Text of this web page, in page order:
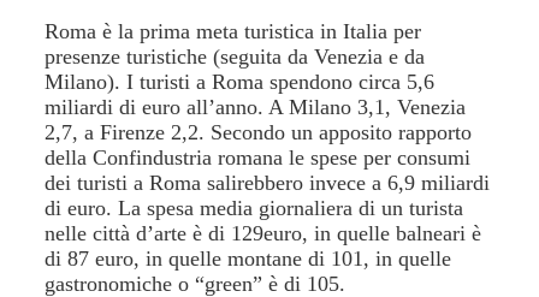
Roma è la prima meta turistica in Italia per
presenze turistiche (seguita da Venezia e da
Milano). I turisti a Roma spendono circa 5,6
miliardi di euro all’anno. A Milano 3,1, Venezia
2,7, a Firenze 2,2. Secondo un apposito rapporto
della Confindustria romana le spese per consumi
dei turisti a Roma salirebbero invece a 6,9 miliardi
di euro. La spesa media giornaliera di un turista
nelle città d’arte è di 129euro, in quelle balneari è
di 87 euro, in quelle montane di 101, in quelle
gastronomiche o “green” è di 105.